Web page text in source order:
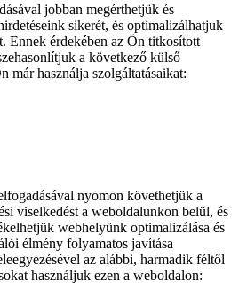
jobban megérthetjük és
sikerét, és optimalizálhatjuk
Ennek érdekében az Ön titkosított
a következő külső
már használja szolgáltatásaikat:
nyomon követhetjük a
viselkedést a weboldalunkon belül, és
webhelyünk optimalizálása és
élmény folyamatos javítása
az alábbi, harmadik féltől
használjuk ezen a weboldalon: